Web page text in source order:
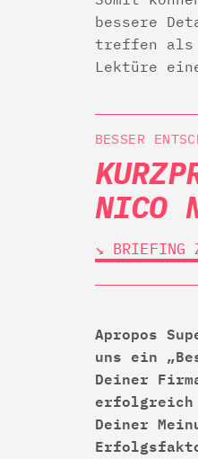
bessere
treffen als
Lektüre
BESSER
NICO
↘︎ BRIEFING
Apropos
uns ein
Deiner
erfolgreich
Deiner